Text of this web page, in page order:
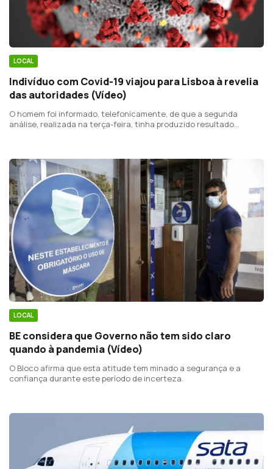
LOCAL
Indivíduo com Covid-19 viajou para Lisboa à revelia
das autoridades (Vídeo)
O homem foi informado, telefonicamente, de que a segunda
análise, realizada na terça-feira, tinha produzido resultado
LOCAL
BE considera que Governo não tem sido claro
quando à pandemia (Vídeo)
O Bloco afirma que esta atitude tem minado a segurança e a
confiança durante este período de incerteza.